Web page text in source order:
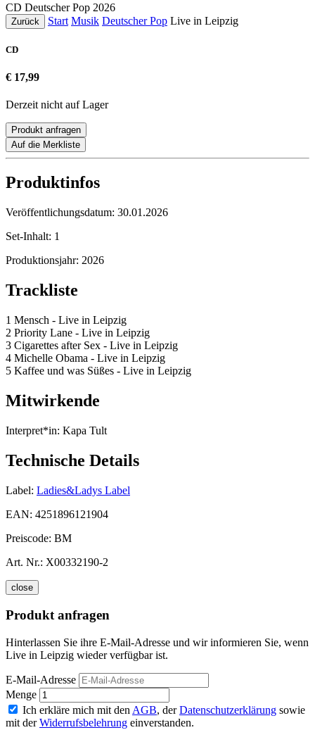
CD Deutscher Pop 2026
Zurück Start Musik Deutscher Pop Live in Leipzig
CD
€ 17,99
Derzeit nicht auf Lager
Produkt anfragen
Auf die Merkliste
Produktinfos
Veröffentlichungsdatum: 30.01.2026
Set-Inhalt: 1
Produktionsjahr: 2026
Trackliste
1 Mensch - Live in Leipzig
2 Priority Lane - Live in Leipzig
3 Cigarettes after Sex - Live in Leipzig
4 Michelle Obama - Live in Leipzig
5 Kaffee und was Süßes - Live in Leipzig
Mitwirkende
Interpret*in: Kapa Tult
Technische Details
Label: Ladies&Ladys Label
EAN: 4251896121904
Preiscode: BM
Art. Nr.: X00332190-2
close
Produkt anfragen
Hinterlassen Sie ihre E-Mail-Adresse und wir informieren Sie, wenn
Live in Leipzig wieder verfügbar ist.
E-Mail-Adresse
Menge
Ich erkläre mich mit den AGB, derDatenschutzerklärung sowie
mit derWiderrufsbelehrung einverstanden.